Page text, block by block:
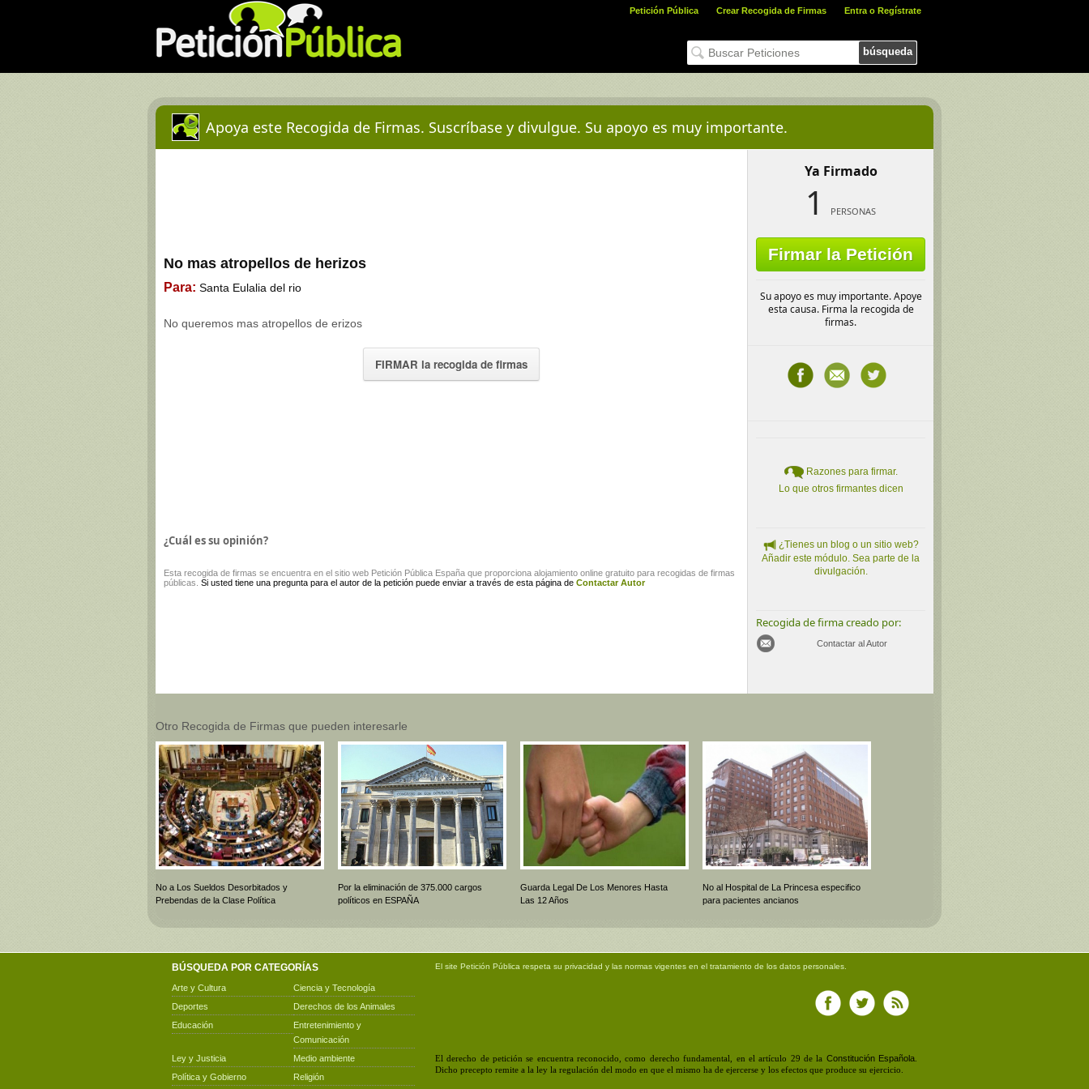
Petición Pública Crear Recogida de Firmas Entra o Regístrate
búsqueda
Apoya este Recogida de Firmas. Suscríbase y divulgue. Su apoyo es muy importante.
No mas atropellos de herizos
Para: Santa Eulalia del rio
No queremos mas atropellos de erizos
FIRMAR la recogida de firmas
¿Cuál es su opinión?
Esta recogida de firmas se encuentra en el sitio web Petición Pública España que proporciona alojamiento online gratuito para recogidas de firmas
públicas. Si usted tiene una pregunta para el autor de la petición puede enviar a través de esta página de Contactar Autor
Ya Firmado
1 PERSONAS
Firmar la Petición
Su apoyo es muy importante. Apoye
esta causa. Firma la recogida de
firmas.
Razones para firmar.
Lo que otros firmantes dicen
¿Tienes un blog o un sitio web?
Añadir este módulo. Sea parte de la
divulgación.
Recogida de firma creado por:
Contactar al Autor
Otro Recogida de Firmas que pueden interesarle
No a Los Sueldos Desorbitados y
Prebendas de la Clase Política
Por la eliminación de 375.000 cargos
políticos en ESPAÑA
Guarda Legal De Los Menores Hasta
Las 12 Años
No al Hospital de La Princesa especifico
para pacientes ancianos
BÚSQUEDA POR CATEGORÍAS
Arte y Cultura
Ciencia y Tecnología
Deportes
Derechos de los Animales
Educación
Entretenimiento y
Comunicación
Ley y Justicia
Medio ambiente
Política y Gobierno
Religión
El site Petición Pública respeta su privacidad y las normas vigentes en el tratamiento de los datos personales.
El derecho de petición se encuentra reconocido, como derecho fundamental, en el artículo 29 de la Constitución Española.
Dicho precepto remite a la ley la regulación del modo en que el mismo ha de ejercerse y los efectos que produce su ejercicio.